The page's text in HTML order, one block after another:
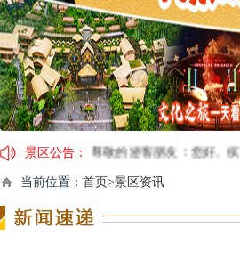
景区公告：
尊敬的游客朋友：您好。槟榔谷
因临近春节，景区运营时间及演
关于槟榔谷黎苗文化旅游区门票
当前位置： 首页>景区资讯